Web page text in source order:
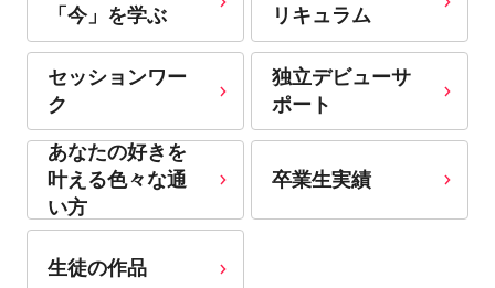
「今」を学ぶ
リキュラム
セッションワー
ク
独立デビューサ
ポート
あなたの好きを
叶える⾊々な通
い⽅
卒業生実績
生徒の作品